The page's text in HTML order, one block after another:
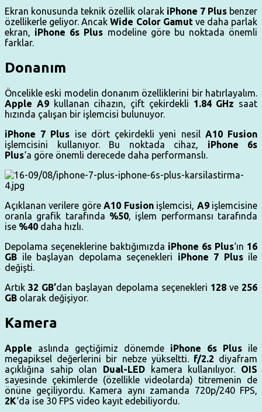
Ekran konusunda teknik özellik olarak iPhone 7 Plus benzer
özellikerle geliyor. AncakWide Color Gamutve daha parlak
ekran, iPhone 6s Plus modeline göre bu noktada önemli
farklar.
Donanım
Öncelikle eski modelin donanım özelliklerini bir hatırlayalım.
Apple A9kullanan cihazın, çift çekirdekli 1.84 GHz saat
hızında çalışan bir işlemcisi bulunuyor.
iPhone 7 Plus ise dört çekirdekli yeni nesil A10 Fusion
işlemcisini kullanıyor. Bu noktada cihaz, iPhone 6s
Plus‘a göre önemli derecede daha performanslı.
Açıklanan verilere göreA10 Fusionişlemcisi, A9işlemcisine
oranla grafik tarafında %50, işlem performansı tarafında
ise %40 daha hızlı.
Depolama seçeneklerine baktığımızda iPhone 6s Plus‘ın 16
GB ile başlayan depolama seçenekleri iPhone 7 Plusile
değişti.
Artık 32 GB’dan başlayan depolama seçenekleri 128 ve 256
GB olarak değişiyor.
Kamera
Apple aslında geçtiğimiz dönemde iPhone 6s Plus ile
megapiksel değerlerini bir nebze yükseltti. f/2.2 diyafram
açıklığına sahip olan Dual-LED kamera kullanılıyor. OIS
sayesinde çekimlerde (özellikle videolarda) titremenin de
önüne geçiliyordu. Kamera aynı zamanda 720p/240 FPS,
2K‘da ise 30 FPS video kayıt edebiliyordu.